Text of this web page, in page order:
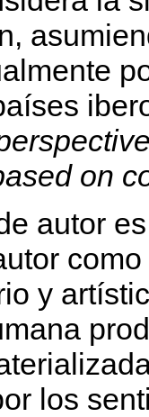
on
autor
y
los